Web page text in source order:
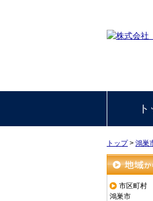
トップ> 鴻巣
地域から探す
市区町村
鴻巣市